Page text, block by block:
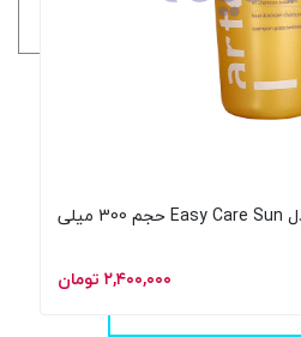
شامپو سر و بدن آرتگو مدل Easy Care Sun حجم 300 میلی
۲,۴۰۰,۰۰۰ تومان